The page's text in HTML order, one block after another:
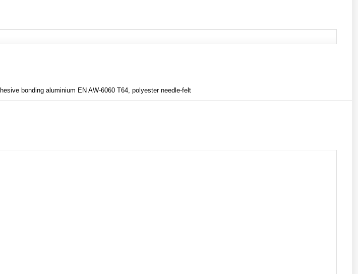
bonding aluminium EN AW-6060 T64, polyester needle-felt